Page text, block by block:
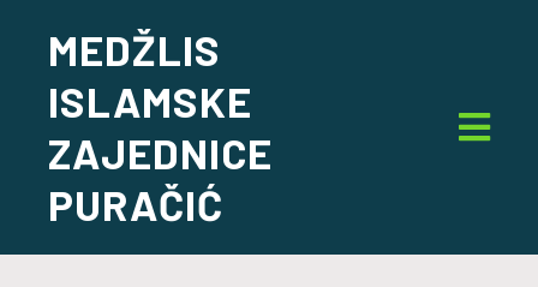
MEDŽLIS
ISLAMSKE
ZAJEDNICE
PURAČIĆ